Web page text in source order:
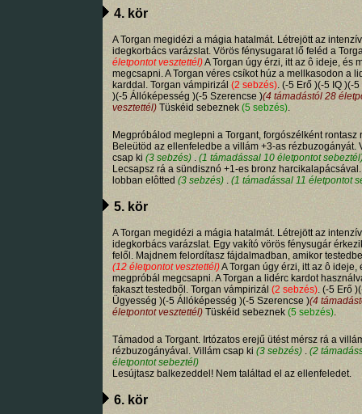
4. kör
A Torgan megidézi a mágia hatalmát. Létrejött az intenzív
idegkorbács varázslat. Vörös fénysugarat lő feléd a
életpontot vesztettél)A Torgan úgy érzi, itt az ô ideje, és
megcsapni. A Torgan véres csíkot húz a mellkasodon a
karddal. Torgan vámpirizál (2 sebzés). (-5 Erő )(-5 IQ )(-
)(-5 Állóképesség )(-5 Szerencse )(4 támadástól 28
vesztettél) Tüskéid sebeznek (5 sebzés).
Megpróbálod meglepni a Torgant, forgószélként rontasz
Beleütöd az ellenfeledbe a villám +3-as rézbuzogányát.
csap ki (3 sebzés) . (1 támadással 10 életpontot
Lecsapsz rá a sündisznó +1-es bronz
lobban elôtted (3 sebzés) . (1 támadással 11 életpontot
5. kör
A Torgan megidézi a mágia hatalmát. Létrejött az intenzív
idegkorbács varázslat. Egy vakító vörös fénysugár
felől. Majdnem felordítasz fájdalmadban, amikor
(12 életpontot vesztettél)A Torgan úgy érzi, itt az ô ideje,
megpróbál megcsapni. A Torgan a lidérc kardot
fakaszt testedből. Torgan vámpirizál (2 sebzés). (-5 Erő
Ügyesség )(-5 Állóképesség )(-5 Szerencse )(4
életpontot vesztettél) Tüskéid sebeznek (5 sebzés).
Támadod a Torgant. Irtózatos erejű ütést mérsz rá a
rézbuzogányával. Villám csap ki (3 sebzés) . (2
életpontot sebeztél)
Lesújtasz balkezeddel! Nem találtad el az ellenfeledet.
6. kör